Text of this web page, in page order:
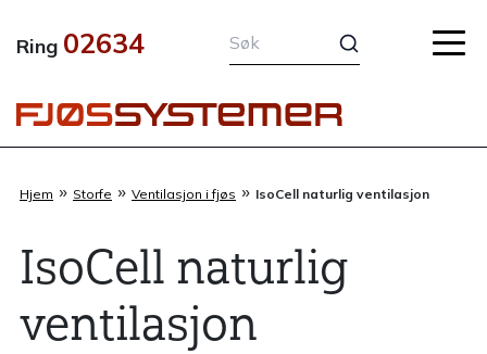
rett
innholdet
Ring 02634
Hjem » Storfe » Ventilasjon i fjøs » IsoCell naturlig ventilasjon
IsoCell naturlig
ventilasjon